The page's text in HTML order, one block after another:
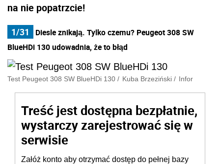
na nie popatrzcie!
1/31
Diesle znikają. Tylko czemu? Peugeot 308 SW
BlueHDi 130 udowadnia, że to błąd
Test Peugeot 308 SW BlueHDi 130 / Kuba Brzeziński / Infor
Treść jest dostępna bezpłatnie,
wystarczy zarejestrować się w
serwisie
Załóż konto aby otrzymać dostęp do pełnej bazy